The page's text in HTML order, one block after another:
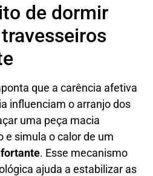
de dormir
que a carência afetiva
influenciam o arranjo dos
uma peça macia
e simula o calor de um
. Esse mecanismo
ajuda a estabilizar as